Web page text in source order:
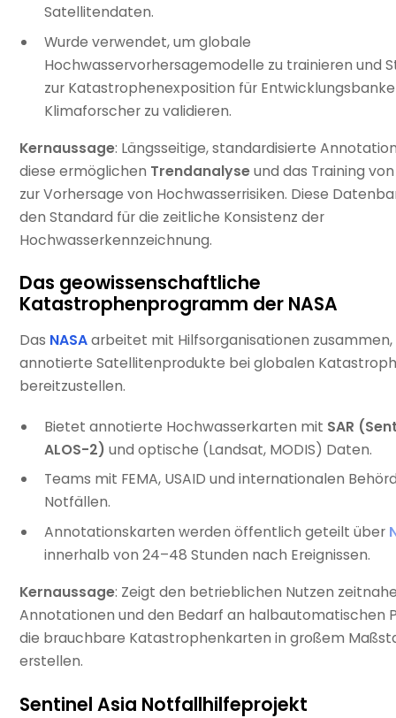
Satellitendaten.
Wurde verwendet, um globale
Hochwasservorhersagemodelle zu trainieren und
zur Katastrophenexposition für
Klimaforscher zu validieren.
Kernaussage: Längsseitige, standardisierte
diese ermöglichen Trendanalyseund das Training
zur Vorhersage von Hochwasserrisiken. Diese
den Standard für die zeitliche Konsistenz der
Hochwasserkennzeichnung.
Das geowissenschaftliche
Katastrophenprogramm der NASA
Das NASAarbeitet mit Hilfsorganisationen
annotierte Satellitenprodukte bei globalen
bereitzustellen.
Bietet annotierte Hochwasserkarten mit SAR
ALOS-2) und optische (Landsat, MODIS) Daten.
Teams mit FEMA, USAID und internationalen
Notfällen.
Annotationskarten werden öffentlich geteilt über
innerhalb von 24–48 Stunden nach Ereignissen.
Kernaussage: Zeigt den betrieblichen Nutzen
Annotationen und den Bedarf an halbautomatischen
die brauchbare Katastrophenkarten in großem
erstellen.
Sentinel Asia Notfallhilfeprojekt